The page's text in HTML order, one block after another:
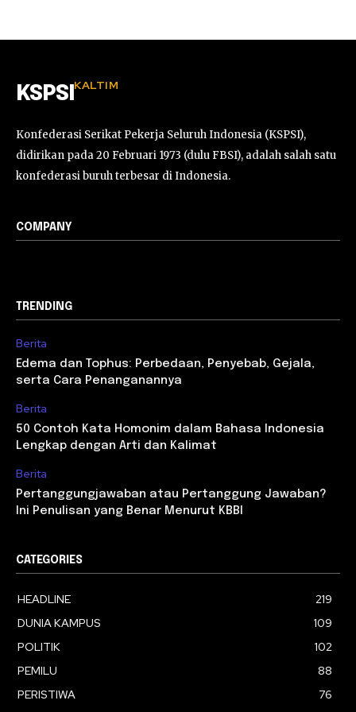
KSPSI KALTIM
Konfederasi Serikat Pekerja Seluruh Indonesia (KSPSI),
didirikan pada 20 Februari 1973 (dulu FBSI), adalah salah satu
konfederasi buruh terbesar di Indonesia.
COMPANY
TRENDING
Berita
Edema dan Tophus: Perbedaan, Penyebab, Gejala,
serta Cara Penanganannya
Berita
50 Contoh Kata Homonim dalam Bahasa Indonesia
Lengkap dengan Arti dan Kalimat
Berita
Pertanggungjawaban atau Pertanggung Jawaban?
Ini Penulisan yang Benar Menurut KBBI
CATEGORIES
HEADLINE
219
DUNIA KAMPUS
109
POLITIK
102
PEMILU
88
PERISTIWA
76